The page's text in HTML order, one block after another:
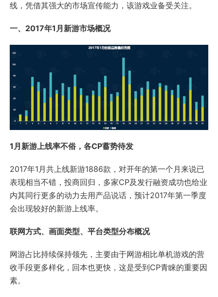
线，凭借其强大的市场宣传能力，该游戏业备受关注。
一、2017年1月新游市场概况
1 月新游上线率不俗，各CP蓄势待发
2017年1月共上线新游1886款，对开年的第一个月来说已
表现相当不错，投商回归，多家CP及发行融资成功也给业
内其同行更多的动力去用产品说话，预计2017年第一季度
会出现较好的新游上线率。
联网方式、画面类型、平台类型分布概况
网游占比持续保持领先，主要由于网游相比单机游戏的营
收手段更多样化，回本也更快，这是受到CP青睐的重要因
素。